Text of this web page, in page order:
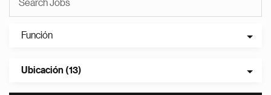
Función
Ubicación (13)